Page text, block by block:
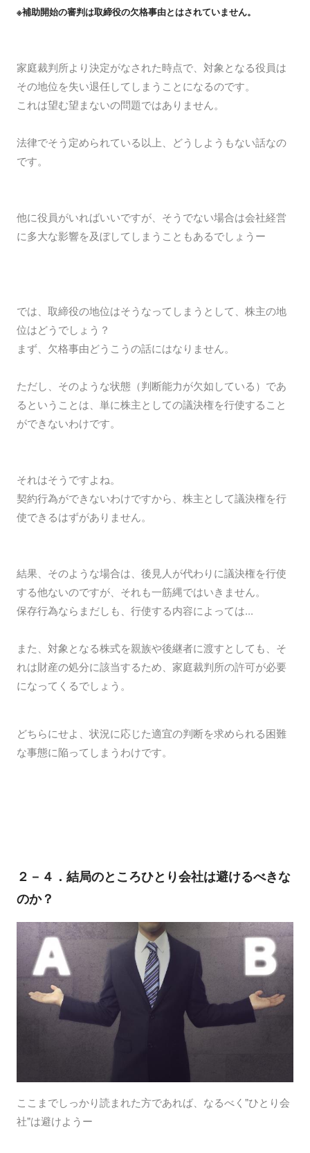
※補助開始の審判は取締役の欠格事由とはされていません。
家庭裁判所より決定がなされた時点で、対象となる役員は
その地位を失い退任してしまうことになるのです。
これは望む望まないの問題ではありません。
法律でそう定められている以上、どうしようもない話なの
です。
他に役員がいればいいですが、そうでない場合は会社経営
に多大な影響を及ぼしてしまうこともあるでしょうー
では、取締役の地位はそうなってしまうとして、株主の地
位はどうでしょう？
まず、欠格事由どうこうの話にはなりません。
ただし、そのような状態（判断能力が欠如している）であ
るということは、単に株主としての議決権を行使すること
ができないわけです。
それはそうですよね。
契約行為ができないわけですから、株主として議決権を行
使できるはずがありません。
結果、そのような場合は、後見人が代わりに議決権を行使
する他ないのですが、それも一筋縄ではいきません。
保存行為ならまだしも、行使する内容によっては...
また、対象となる株式を親族や後継者に渡すとしても、そ
れは財産の処分に該当するため、家庭裁判所の許可が必要
になってくるでしょう。
どちらにせよ、状況に応じた適宜の判断を求められる困難
な事態に陥ってしまうわけです。
２－４．結局のところひとり会社は避けるべきな
のか？
ここまでしっかり読まれた方であれば、なるべく"ひとり会
社"は避けようー